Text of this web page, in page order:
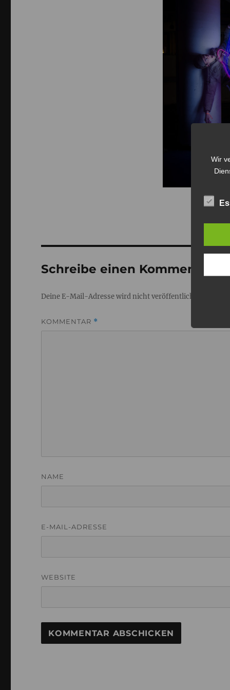
Schreibe einen Kommentar
Deine E-Mail-Adresse wird nicht veröffentlicht.
KOMMENTAR *
NAME
E-MAIL-ADRESSE
WEBSITE
Wir